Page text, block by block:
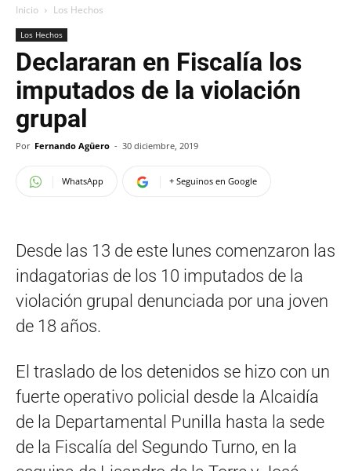
Inicio Los Hechos
Los Hechos
Declararan en Fiscalía los
imputados de la violación
grupal
Por Fernando Agüero - 30 diciembre, 2019
WhatsApp + Seguinos en Google
Desde las 13 de este lunes comenzaron las
indagatorias de los 10 imputados de la
violación grupal denunciada por una joven
de 18 años.
El traslado de los detenidos se hizo con un
fuerte operativo policial desde la Alcaidía
de la Departamental Punilla hasta la sede
de la Fiscalía del Segundo Turno, en la